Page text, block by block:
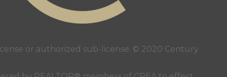
or authorized sub-license. © 2020 Century